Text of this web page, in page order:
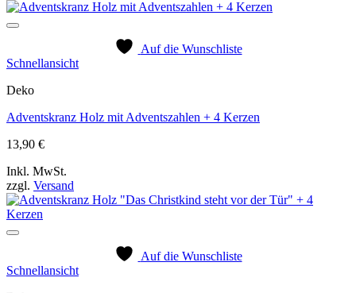
Auf die Wunschliste
Schnellansicht
Deko
Adventskranz Holz mit Adventszahlen + 4 Kerzen
13,90 €
Inkl. MwSt.
zzgl. Versand
Auf die Wunschliste
Schnellansicht